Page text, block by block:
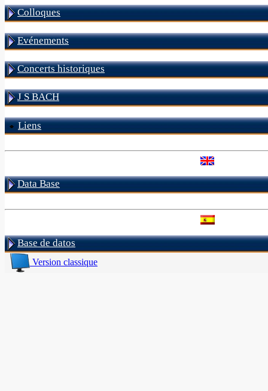
Colloques
Evénements
Concerts historiques
J S BACH
Liens
Data Base
Base de datos
Version classique